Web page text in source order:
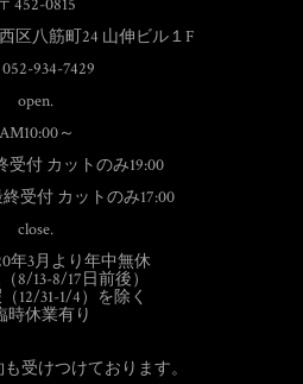
〒452-0815
区八筋町24 山伸ビル１F
934-7429
open.
AM10:00～
受付 カットのみ19:00
終受付 カットのみ17:00
close.
年3月より年中無休
8/13-8/17日前後）
12/31-1/4）を除く
時休業有り
受けつけております。